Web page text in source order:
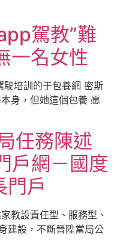
駕教”難
一名女性
培訓的于包養網 密斯
身，但她這個包養 愿
任務陳述
戶網－國度
門戶
教設責任型、服務型、
建設，不斷晉陞當局公